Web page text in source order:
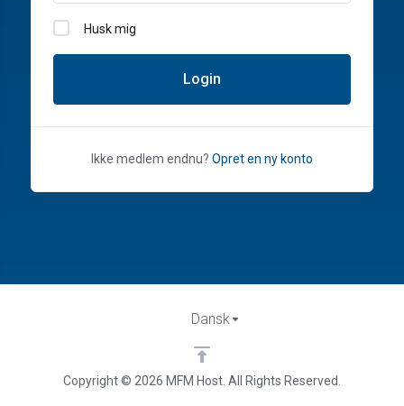
Husk mig
Login
Ikke medlem endnu? Opret en ny konto
Copyright © 2026 MFM Host. All Rights Reserved.
Dansk